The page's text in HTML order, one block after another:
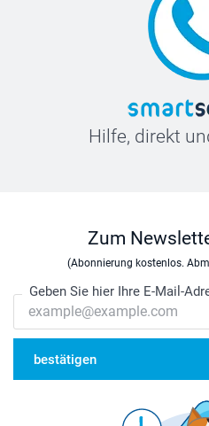
Hilfe, direkt
Zum
(Abonnierung kostenlos.
Geben Sie hier Ihre E-Mail-
bestätigen